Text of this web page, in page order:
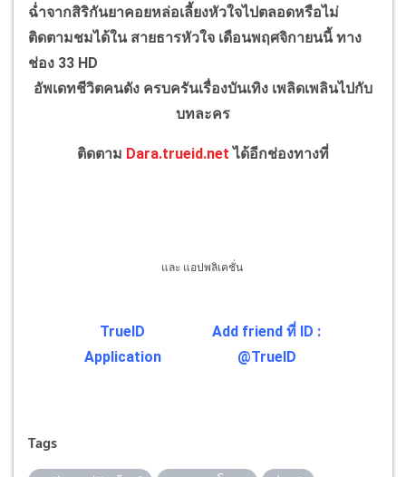
ฉ่ำจากสิริกันยาคอยหล่อเลี้ยงหัวใจไปตลอดหรือไม่
ติดตามชมได้ใน สายธารหัวใจ เดือนพฤศจิกายนนี้ ทาง
ช่อง 33 HD
อัพเดทชีวิตคนดัง ครบครันเรื่องบันเทิง เพลิดเพลินไปกับ
บทละคร
ติดตาม Dara.trueid.net ได้อีกช่องทางที่
และ แอปพลิเคชั่น
TrueID
Application
Add friend ที่ ID :
@TrueID
Tags